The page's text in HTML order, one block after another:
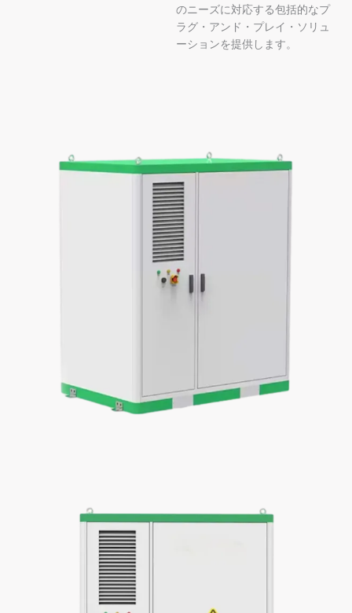
のニーズに対応する包括的なプ
ラグ・アンド・プレイ・ソリュ
ーションを提供します。